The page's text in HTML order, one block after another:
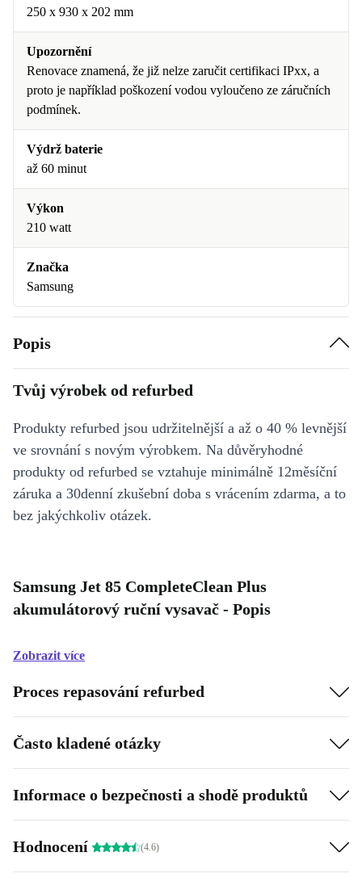
250 x 930 x 202 mm
Upozornění
Renovace znamená, že již nelze zaručit certifikaci IPxx, a
proto je například poškození vodou vyloučeno ze záručních
podmínek.
Výdrž baterie
až 60 minut
Výkon
210 watt
Značka
Samsung
Popis
Tvůj výrobek od refurbed
Produkty refurbed jsou udržitelnější a až o 40 % levnější
ve srovnání s novým výrobkem. Na důvěryhodné
produkty od refurbed se vztahuje minimálně 12měsíční
záruka a 30denní zkušební doba s vrácením zdarma, a to
bez jakýchkoliv otázek.
Samsung Jet 85 CompleteClean Plus
akumulátorový ruční vysavač - Popis
Zobrazit více
Proces repasování refurbed
Často kladené otázky
Informace o bezpečnosti a shodě produktů
Hodnocení (4.6)